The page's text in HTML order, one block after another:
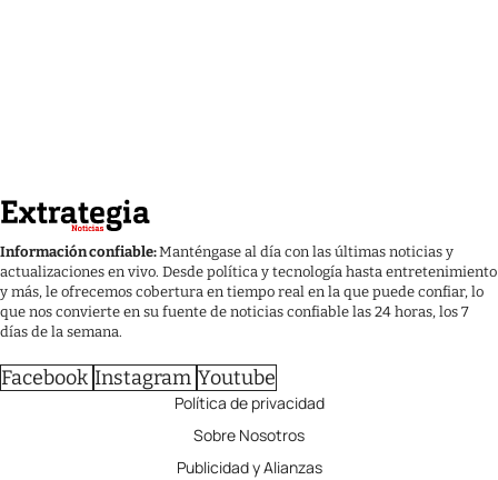
Información confiable:Manténgase al día con las últimas noticias y
actualizaciones en vivo. Desde política y tecnología hasta entretenimiento
y más, le ofrecemos cobertura en tiempo real en la que puede confiar, lo
que nos convierte en su fuente de noticias confiable las 24 horas, los 7
días de la semana.
Facebook Instagram Youtube
Política de privacidad
Sobre Nosotros
Publicidad y Alianzas